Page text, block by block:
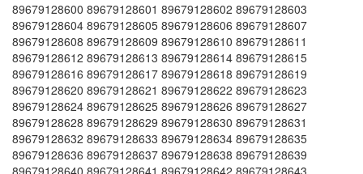
89679128600 89679128601 89679128602 89679128603
89679128604 89679128605 89679128606 89679128607
89679128608 89679128609 89679128610 89679128611
89679128612 89679128613 89679128614 89679128615
89679128616 89679128617 89679128618 89679128619
89679128620 89679128621 89679128622 89679128623
89679128624 89679128625 89679128626 89679128627
89679128628 89679128629 89679128630 89679128631
89679128632 89679128633 89679128634 89679128635
89679128636 89679128637 89679128638 89679128639
89679128640 89679128641 89679128642 89679128643